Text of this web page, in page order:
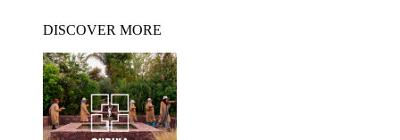
DISCOVER MORE